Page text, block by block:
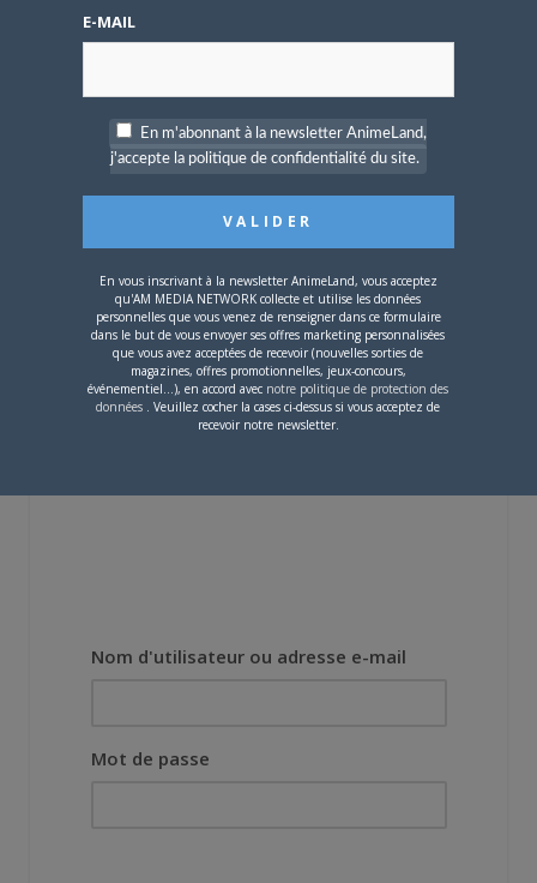
Une nouvelle série TV
Digimon en préparation
[Entretien] Mokochan : «
Lors des prémices du
projet, il était déjà
demandé de suivre au
mieux le manga
originel.»
Nom d'utilisateur ou adresse e-mail
Mot de passe
E-MAIL
En m'abonnant à la newsletter AnimeLand,
j'accepte la politique de confidentialité du site.
En vous inscrivant à la newsletter AnimeLand, vous acceptez
qu'AM MEDIA NETWORK collecte et utilise les données
personnelles que vous venez de renseigner dans ce formulaire
dans le but de vous envoyer ses offres marketing personnalisées
que vous avez acceptées de recevoir (nouvelles sorties de
magazines, offres promotionnelles, jeux-concours,
événementiel...), en accord avec notre politique de protection des
données . Veuillez cocher la cases ci-dessus si vous acceptez de
recevoir notre newsletter.